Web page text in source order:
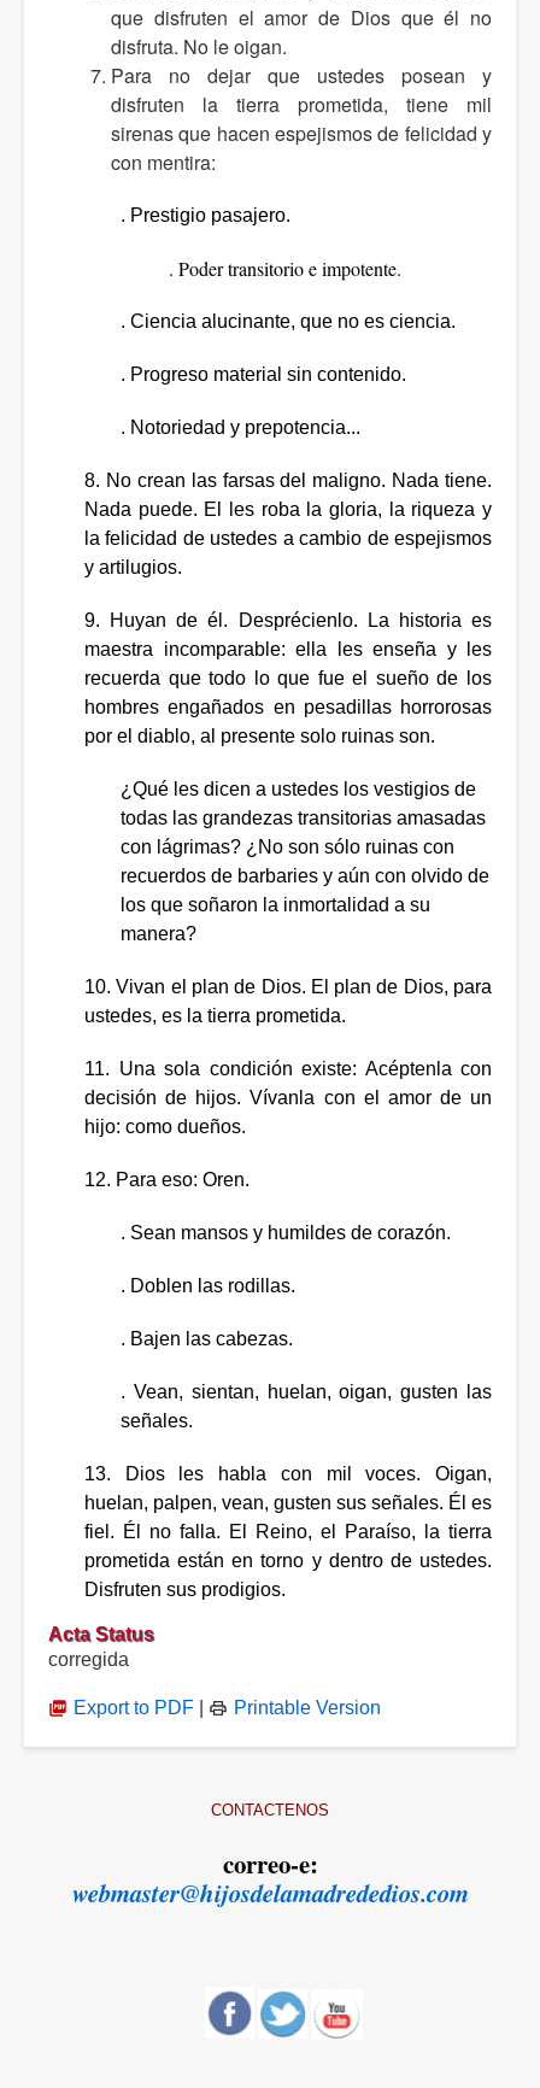
que disfruten el amor de Dios que él no
disfruta. No le oigan.
Para no dejar que ustedes posean y
disfruten la tierra prometida, tiene mil
sirenas que hacen espejismos de felicidad y
con mentira:
. Prestigio pasajero.
. Poder transitorio e impotente.
. Ciencia alucinante, que no es ciencia.
. Progreso material sin contenido.
. Notoriedad y prepotencia...
8. No crean las farsas del maligno. Nada tiene.
Nada puede. El les roba la gloria, la riqueza y
la felicidad de ustedes a cambio de espejismos
y artilugios.
9. Huyan de él. Desprécienlo. La historia es
maestra incomparable: ella les enseña y les
recuerda que todo lo que fue el sueño de los
hombres engañados en pesadillas horrorosas
por el diablo, al presente solo ruinas son.
¿Qué les dicen a ustedes los vestigios de
todas las grandezas transitorias amasadas
con lágrimas? ¿No son sólo ruinas con
recuerdos de barbaries y aún con olvido de
los que soñaron la inmortalidad a su
manera?
10. Vivan el plan de Dios. El plan de Dios, para
ustedes, es la tierra prometida.
11. Una sola condición existe: Acéptenla con
decisión de hijos. Vívanla con el amor de un
hijo: como dueños.
12. Para eso: Oren.
. Sean mansos y humildes de corazón.
. Doblen las rodillas.
. Bajen las cabezas.
. Vean, sientan, huelan, oigan, gusten las
señales.
13. Dios les habla con mil voces. Oigan,
huelan, palpen, vean, gusten sus señales. Él es
fiel. Él no falla. El Reino, el Paraíso, la tierra
prometida están en torno y dentro de ustedes.
Disfruten sus prodigios.
Acta Status
corregida
Export to PDF Printable Version
CONTACTENOS
correo-e:
webmaster@hijosdelamadrededios.com